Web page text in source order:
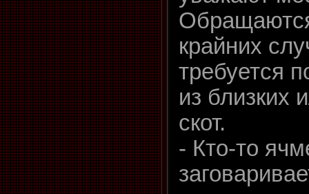
крайних
требуется
из близких
скот.
- Кто-то